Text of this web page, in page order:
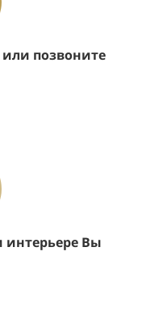
или позвоните
интерьере Вы